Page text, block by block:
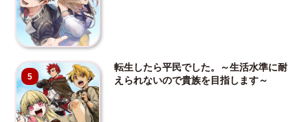
5
転生したら平民でした。～生活水準に耐
えられないので貴族を目指します～